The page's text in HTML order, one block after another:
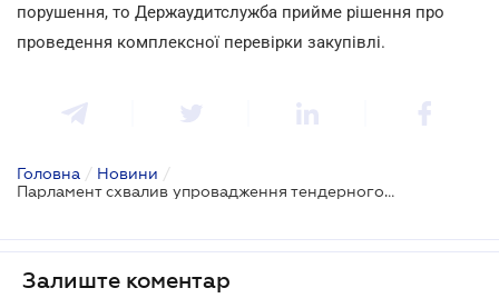
порушення, то Держаудитслужба прийме рішення про
проведення комплексної перевірки закупівлі.
Головна / Новини /
Парламент схвалив упровадження тендерного нагляду з автоматичними ризик-індикаторами
Залиште коментар